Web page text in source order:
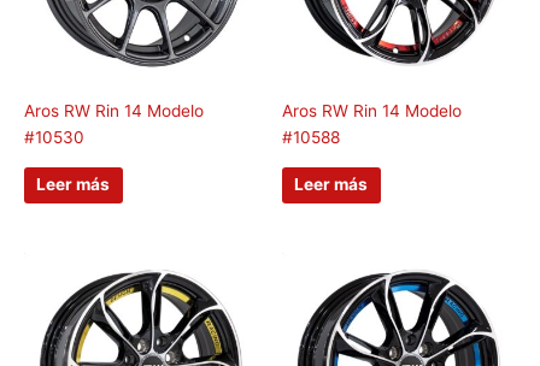
Aros RW Rin 14 Modelo
#10530
Leer más
Aros RW Rin 14 Modelo
#10588
Leer más